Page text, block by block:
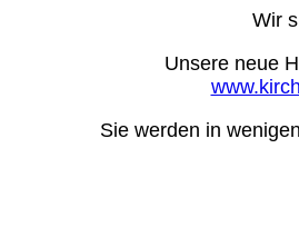
Wir
Unsere neue
Sie werden in